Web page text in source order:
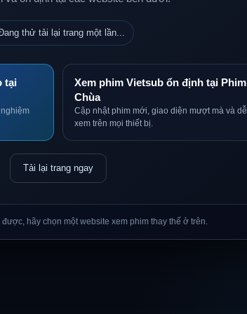
thử tải lại trang một lần...
tại
Xem phim Vietsub ổn định tại Phim
Chùa
Cập nhật phim mới, giao diện mượt mà và dễ
xem trên mọi thiết bị.
Tải lại trang ngay
hãy chọn một website xem phim thay thế ở trên.